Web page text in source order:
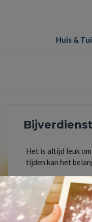
Huis &
Het is altijd leuk
tijden kan het
abonnementen baan
tijdmanagement,